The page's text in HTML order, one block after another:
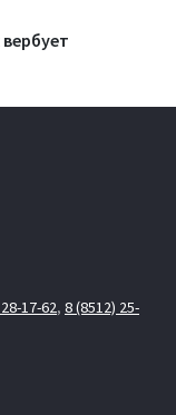
17-62, 8 (8512) 25-